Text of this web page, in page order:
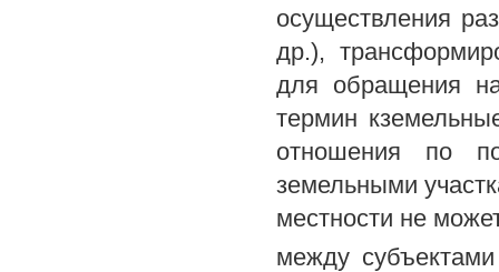
осуществления
др.),
для обращения
термин
отношения по
земельными
местности не
между